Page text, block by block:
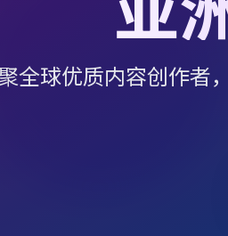
全球优质内容创作者